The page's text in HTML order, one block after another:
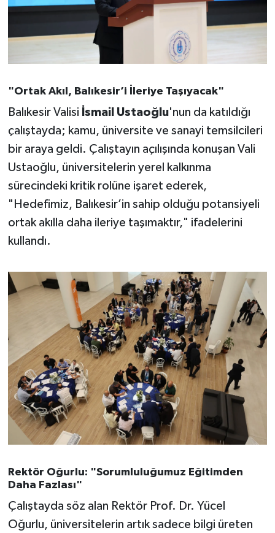
"Ortak Akıl, Balıkesir’i İleriye Taşıyacak"
Balıkesir Valisi İsmail Ustaoğlu'nun da katıldığı
çalıştayda; kamu, üniversite ve sanayi temsilcileri
bir araya geldi. Çalıştayın açılışında konuşan Vali
Ustaoğlu, üniversitelerin yerel kalkınma
sürecindeki kritik rolüne işaret ederek,
"Hedefimiz, Balıkesir’in sahip olduğu potansiyeli
ortak akılla daha ileriye taşımaktır," ifadelerini
kullandı.
Rektör Oğurlu: "Sorumluluğumuz Eğitimden
Daha Fazlası"
Çalıştayda söz alan Rektör Prof. Dr. Yücel
Oğurlu, üniversitelerin artık sadece bilgi üreten
SEYAHAT
SİYASET
Sındırgı
SPOR
SÜRMANŞET
TARİHTE BUGÜN
TEKNOLOJİ
Trend
TÜRKİYE
VİZYONDAKİLER